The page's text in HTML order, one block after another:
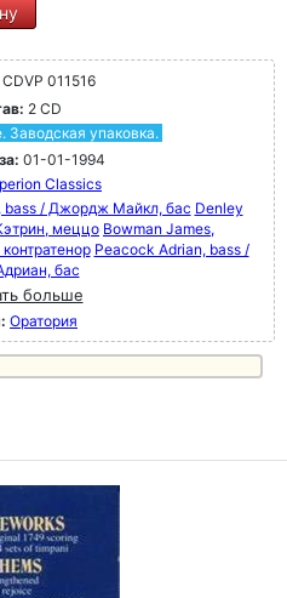
CDVP 011516
2 CD
Заводская упаковка.
01-01-1994
Classics
bass / Джордж Майкл, бас Denley
меццо Bowman James,
Peacock Adrian, bass /
бас
больше
Оратория